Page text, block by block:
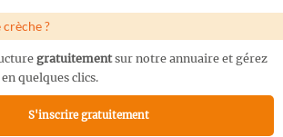
crèche ?
gratuitementsur notre annuaire et gérez
quelques clics.
S'inscrire gratuitement